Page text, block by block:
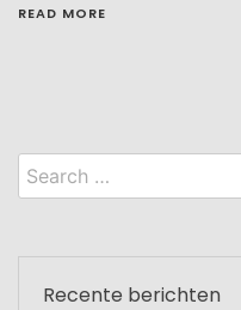
READ MORE
Search
for:
Recente berichten